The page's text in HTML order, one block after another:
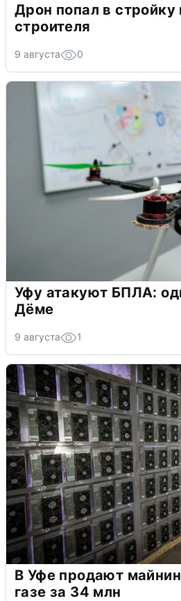
Дрон попал в стройку
строителя
9 августа 0
Уфу атакуют БПЛА:
Дёме
9 августа 1
В Уфе продают
газе за 34 млн